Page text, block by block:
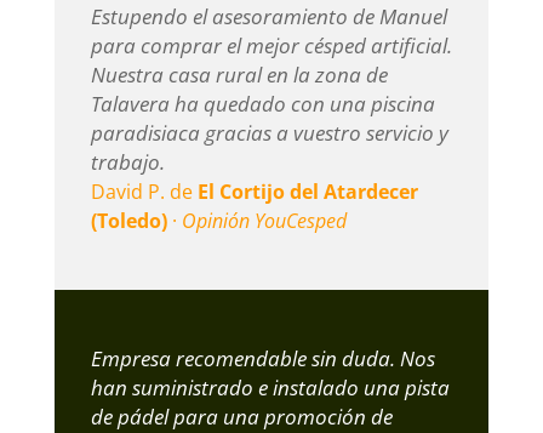
Estupendo el asesoramiento de Manuel
para comprar el mejor césped artificial.
Nuestra casa rural en la zona de
Talavera ha quedado con una piscina
paradisiaca gracias a vuestro servicio y
trabajo.
David P. de El Cortijo del Atardecer
(Toledo)· Opinión YouCesped
Empresa recomendable sin duda. Nos
han suministrado e instalado una pista
de pádel para una promoción de